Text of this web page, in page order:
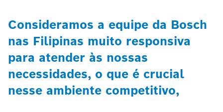
Consideramos a equipe da Bosch
nas Filipinas muito responsiva
para atender às nossas
necessidades, o que é crucial
nesse ambiente competitivo,